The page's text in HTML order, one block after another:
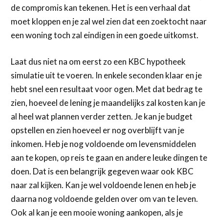
de compromis kan tekenen. Het is een verhaal dat
moet kloppen en je zal wel zien dat een zoektocht naar
een woning toch zal eindigen in een goede uitkomst.
Laat dus niet na om eerst zo een KBC hypotheek
simulatie uit te voeren. In enkele seconden klaar en je
hebt snel een resultaat voor ogen. Met dat bedrag te
zien, hoeveel de lening je maandelijks zal kosten kan je
al heel wat plannen verder zetten. Je kan je budget
opstellen en zien hoeveel er nog overblijft van je
inkomen. Heb je nog voldoende om levensmiddelen
aan te kopen, op reis te gaan en andere leuke dingen te
doen. Dat is een belangrijk gegeven waar ook KBC
naar zal kijken. Kan je wel voldoende lenen en heb je
daarna nog voldoende gelden over om van te leven.
Ook al kan je een mooie woning aankopen, als je